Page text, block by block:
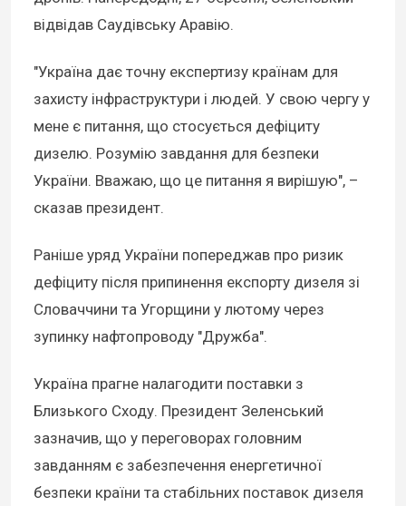
відвідав Саудівську Аравію.
"Україна дає точну експертизу країнам для
захисту інфраструктури і людей. У свою чергу у
мене є питання, що стосується дефіциту
дизелю. Розумію завдання для безпеки
України. Вважаю, що це питання я вирішую", –
сказав президент.
Раніше уряд України попереджав про ризик
дефіциту після припинення експорту дизеля зі
Словаччини та Угорщини у лютому через
зупинку нафтопроводу "Дружба".
Україна прагне налагодити поставки з
Близького Сходу. Президент Зеленський
зазначив, що у переговорах головним
завданням є забезпечення енергетичної
безпеки країни та стабільних поставок дизеля